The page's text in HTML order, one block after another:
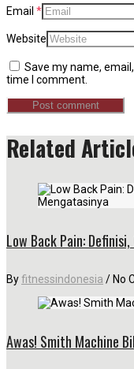
Email *
Website
Save my name,
time I comment.
Related
Low Back Pain:
Byfitnessindonesia / No
Awas! Smith Machine